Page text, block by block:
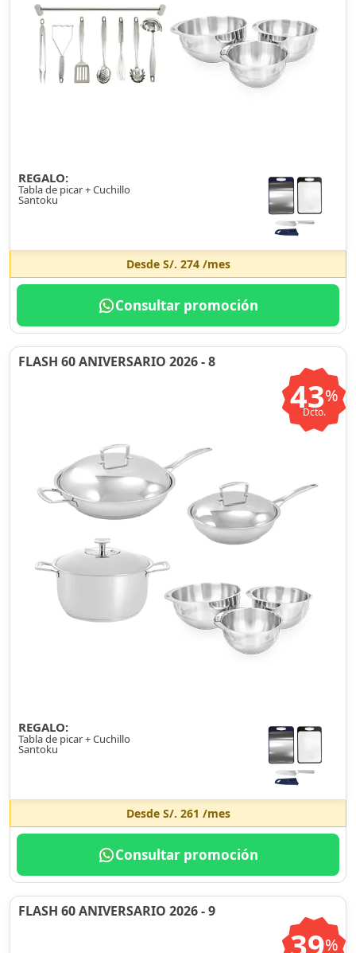
REGALO:
Tabla de picar + Cuchillo
Santoku
Desde S/. 274/mes
Consultar promoción
FLASH 60 ANIVERSARIO 2026 - 8
43%
Dcto.
REGALO:
Tabla de picar + Cuchillo
Santoku
Desde S/. 261 /mes
Consultar promoción
FLASH 60 ANIVERSARIO 2026 - 9
%